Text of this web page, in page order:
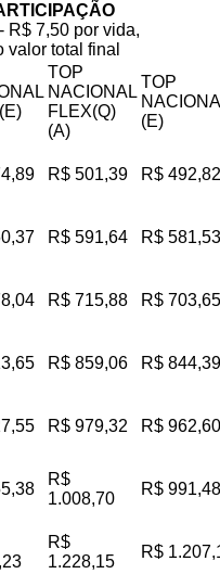
R$ 7,50 por vida,
valor total final
TOP
NACIONAL
FLEX(Q)
(A)
TOP
(E)
R$ 501,39 R$ 492,82
R$ 591,64 R$ 581,53
R$ 715,88 R$ 703,65
R$ 859,06 R$ 844,39
R$ 979,32 R$ 962,60
R$
1.008,70
R$ 991,48
R$
1.228,15
R$